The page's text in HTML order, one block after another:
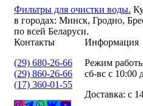
Фильтры для очистки воды.
в городах: Минск, Гродно,
по всей Беларуси.
Контакты
(29) 680-26-66
(29) 860-26-66
(17) 360-01-55
Информация
Режим
сб-вс с 10:00
Доставка: с